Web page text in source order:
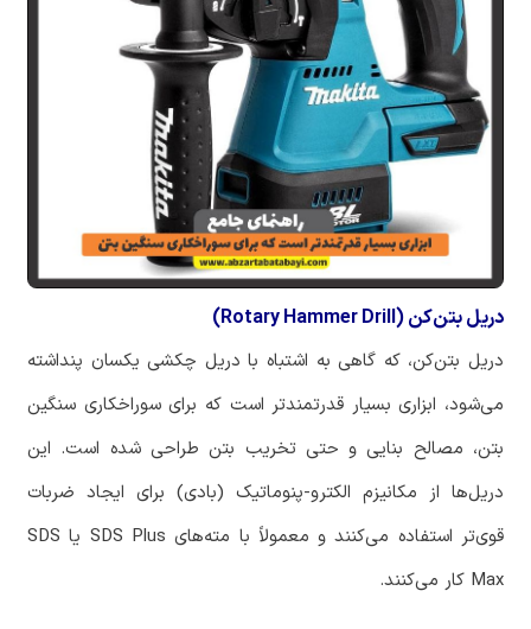
دریل بتن‌کن (Rotary Hammer Drill)
‏دریل بتن‌کن، که گاهی به اشتباه با دریل چکشی یکسان پنداشته
می‌شود، ابزاری بسیار قدرتمندتر است که برای سوراخکاری سنگین
بتن، مصالح بنایی و حتی تخریب بتن طراحی شده است. این
دریل‌ها از مکانیزم الکترو-پنوماتیک (بادی) برای ایجاد ضربات
قوی‌تر استفاده می‌کنند و معمولاً با مته‌های SDS Plus یا SDS
Max کار می‌کنند.